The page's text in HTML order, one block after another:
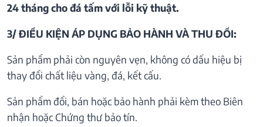
24 tháng cho đá tấm với lỗi kỹ thuật.
3/ ĐIỀU KIỆN ÁP DỤNG BẢO HÀNH VÀ THU ĐỒI:
Sản phẩm phải còn nguyên vẹn, không có dấu hiệu bị
thay đổi chất liệu vàng, đá, kết cấu.
Sản phẩm đổi, bán hoặc bảo hành phải kèm theo Biên
nhận hoặc Chứng thư bảo tín.